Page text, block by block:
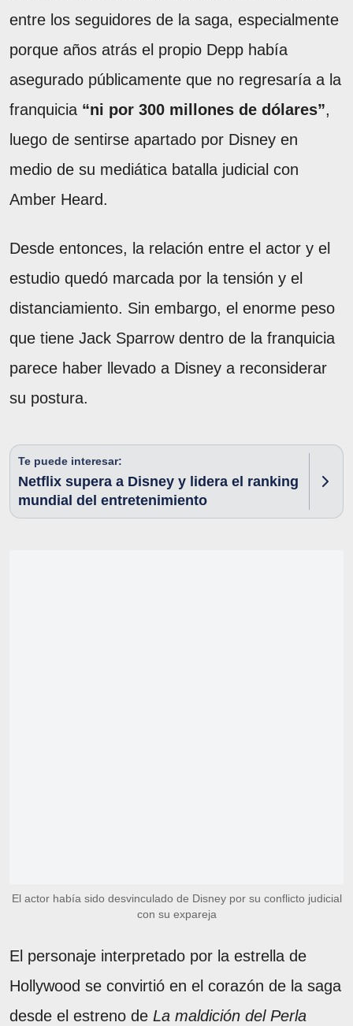
entre los seguidores de la saga, especialmente
porque años atrás el propio Depp había
asegurado públicamente que no regresaría a la
franquicia “ni por 300 millones de dólares”,
luego de sentirse apartado por Disney en
medio de su mediática batalla judicial con
Amber Heard.
Desde entonces, la relación entre el actor y el
estudio quedó marcada por la tensión y el
distanciamiento. Sin embargo, el enorme peso
que tiene Jack Sparrow dentro de la franquicia
parece haber llevado a Disney a reconsiderar
su postura.
Te puede interesar:
Netflix supera a Disney y lidera el ranking
mundial del entretenimiento
El actor había sido desvinculado de Disney por su conflicto judicial
con su expareja
El personaje interpretado por la estrella de
Hollywood se convirtió en el corazón de la saga
desde el estreno de La maldición del Perla